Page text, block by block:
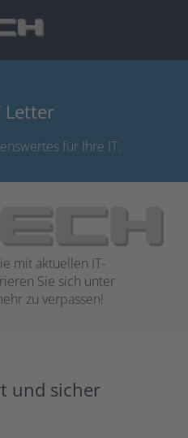
Letter
für Ihre IT.
mit aktuellen IT-
Sie sich unter
zu verpassen!
und sicher